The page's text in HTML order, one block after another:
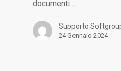
documenti…
Supporto
24 Gennaio 2024